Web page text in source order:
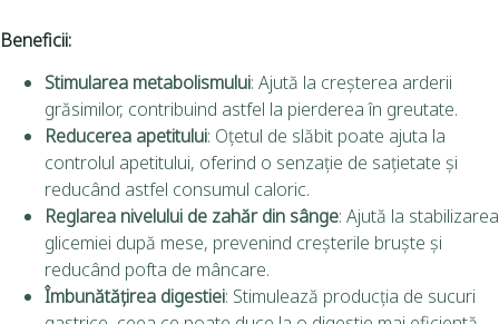
Beneficii:
Stimularea metabolismului: Ajută la creșterea arderii
grăsimilor, contribuind astfel la pierderea în greutate.
Reducerea apetitului: Oțetul de slăbit poate ajuta la
controlul apetitului, oferind o senzație de sațietate și
reducând astfel consumul caloric.
Reglarea nivelului de zahăr din sânge: Ajută la stabilizarea
glicemiei după mese, prevenind creșterile bruște și
reducând pofta de mâncare.
Îmbunătățirea digestiei: Stimulează producția de sucuri